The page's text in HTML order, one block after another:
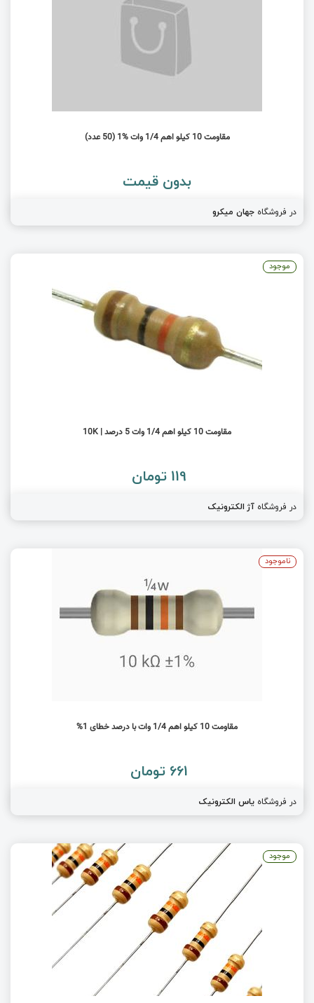
مقاومت 10 کیلو اهم 1/4 وات %1 (50 عدد)
بدون قیمت
در فروشگاه جهان میکرو
مقاومت 10 کیلو اهم 1/4 وات 5 درصد | 10K
119 تومان
در فروشگاه آژ الکترونیک
موجود
مقاومت 10 کیلو اهم 1/4 وات با درصد خطای 1%
661 تومان
در فروشگاه یاس الکترونیک
ناموجود
موجود